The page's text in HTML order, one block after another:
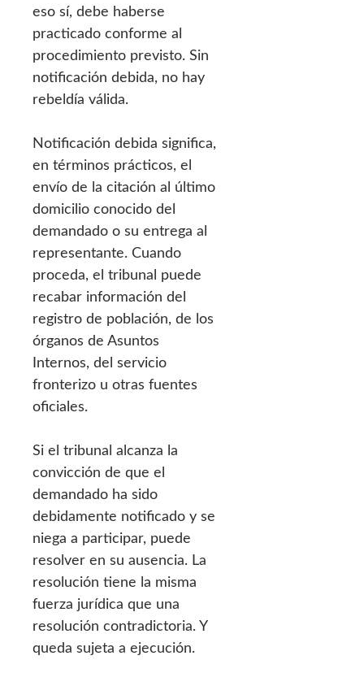
eso sí, debe haberse
practicado conforme al
procedimiento previsto. Sin
notificación debida, no hay
rebeldía válida.
Notificación debida significa,
en términos prácticos, el
envío de la citación al último
domicilio conocido del
demandado o su entrega al
representante. Cuando
proceda, el tribunal puede
recabar información del
registro de población, de los
órganos de Asuntos
Internos, del servicio
fronterizo u otras fuentes
oficiales.
Si el tribunal alcanza la
convicción de que el
demandado ha sido
debidamente notificado y se
niega a participar, puede
resolver en su ausencia. La
resolución tiene la misma
fuerza jurídica que una
resolución contradictoria. Y
queda sujeta a ejecución.